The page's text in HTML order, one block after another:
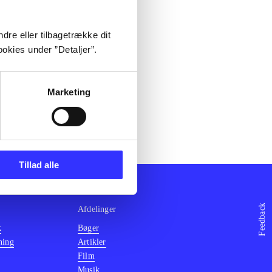
eller tilbagetrække dit
under ”Detaljer”.
Marketing
Tillad alle
Feedback
Afdelinger
Bøger
Artikler
Film
Musik